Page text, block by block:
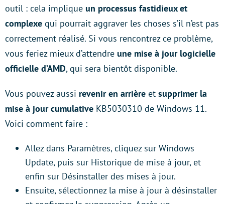
outil : cela implique un processus fastidieux et
complexe qui pourrait aggraver les choses s’il n’est pas
correctement réalisé. Si vous rencontrez ce problème,
vous feriez mieux d’attendre une mise à jour logicielle
officielle d’AMD, qui sera bientôt disponible.
Vous pouvez aussi revenir en arrière et supprimer la
mise à jour cumulative KB5030310 de Windows 11.
Voici comment faire :
Allez dans Paramètres, cliquez sur Windows
Update, puis sur Historique de mise à jour, et
enfin sur Désinstaller des mises à jour.
Ensuite, sélectionnez la mise à jour à désinstaller